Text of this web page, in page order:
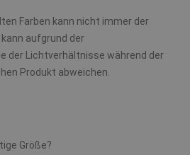
Farben kann nicht immer der
aufgrund der
der Lichtverhältnisse während der
Produkt abweichen.
Größe?